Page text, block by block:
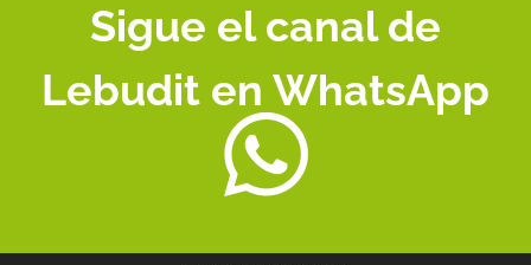
Sigue el canal de
Lebudit en WhatsApp